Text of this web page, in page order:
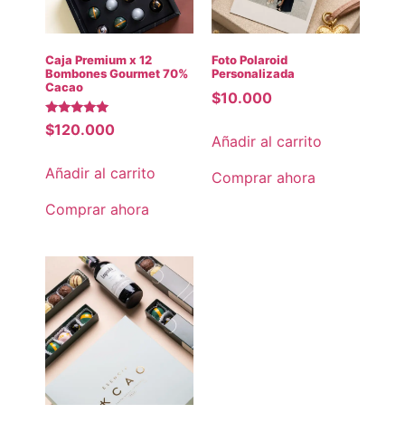
Caja Premium x 12
Bombones Gourmet 70%
Cacao
Valorado
con
$120.000
Añadir al carrito
Comprar ahora
Foto Polaroid
Personalizada
$10.000
Añadir al carrito
Comprar ahora